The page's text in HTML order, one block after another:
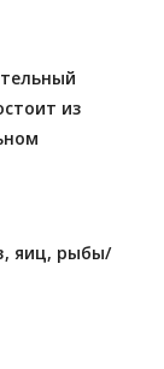
из
яиц, рыбы/